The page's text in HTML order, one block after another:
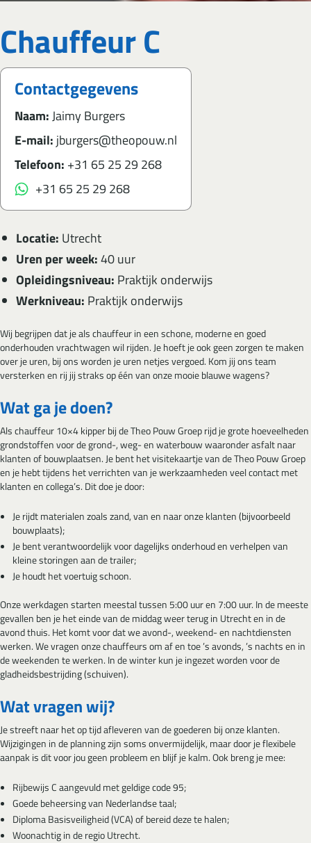
Chauffeur C
Locatie: Utrecht
Uren per week:40 uur
Opleidingsniveau: Praktijk onderwijs
Werkniveau: Praktijk onderwijs
Contactgegevens
Naam:Jaimy Burgers
E-mail: jburgers@theopouw.nl
Telefoon: +31 65 25 29 268
+31 65 25 29 268
Wij begrijpen dat je als chauffeur in een schone, moderne en goed
onderhouden vrachtwagen wil rijden. Je hoeft je ook geen zorgen te maken
over je uren, bij ons worden je uren netjes vergoed. Kom jij ons team
versterken en rij jij straks op één van onze mooie blauwe wagens?
Wat ga je doen?
Als chauffeur 10×4 kipper bij de Theo Pouw Groep rijd je grote hoeveelheden
grondstoffen voor de grond-, weg- en waterbouw waaronder asfalt naar
klanten of bouwplaatsen. Je bent het visitekaartje van de Theo Pouw Groep
en je hebt tijdens het verrichten van je werkzaamheden veel contact met
klanten en collega’s. Dit doe je door:
Je rijdt materialen zoals zand, van en naar onze klanten (bijvoorbeeld
bouwplaats);
Je bent verantwoordelijk voor dagelijks onderhoud en verhelpen van
kleine storingen aan de trailer;
Je houdt het voertuig schoon.
Onze werkdagen starten meestal tussen 5:00 uur en 7:00 uur. In de meeste
gevallen ben je het einde van de middag weer terug in Utrecht en in de
avond thuis. Het komt voor dat we avond-, weekend- en nachtdiensten
werken. We vragen onze chauffeurs om af en toe ’s avonds, ’s nachts en in
de weekenden te werken. In de winter kun je ingezet worden voor de
gladheidsbestrijding (schuiven).
Wat vragen wij?
Je streeft naar het op tijd afleveren van de goederen bij onze klanten.
Wijzigingen in de planning zijn soms onvermijdelijk, maar door je flexibele
aanpak is dit voor jou geen probleem en blijf je kalm. Ook breng je mee:
Rijbewijs C aangevuld met geldige code 95;
Goede beheersing van Nederlandse taal;
Diploma Basisveiligheid (VCA) of bereid deze te halen;
Woonachtig in de regio Utrecht.